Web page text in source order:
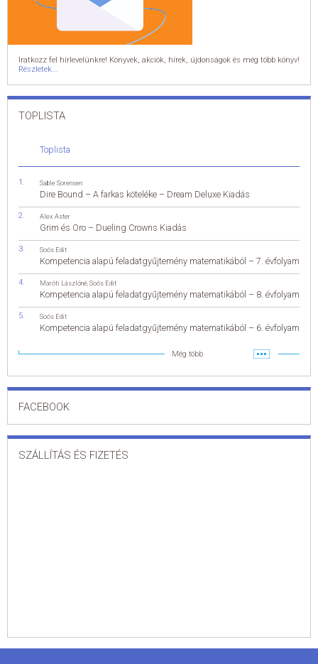
Iratkozz fel hírlevelünkre! Könyvek, akciók, hírek, újdonságok és még több könyv!
Részletek...
TOPLISTA
Toplista
Sable Sorensen
Dire Bound – A farkas köteléke – Dream Deluxe Kiadás
Alex Aster
Grim és Oro – Dueling Crowns Kiadás
Soós Edit
Kompetencia alapú feladatgyűjtemény matematikából – 7. évfolyam
Maróti Lászlóné Soós Edit
Kompetencia alapú feladatgyűjtemény matematikából – 8. évfolyam
Soós Edit
Kompetencia alapú feladatgyűjtemény matematikából – 6. évfolyam
Még több
FACEBOOK
SZÁLLÍTÁS ÉS FIZETÉS